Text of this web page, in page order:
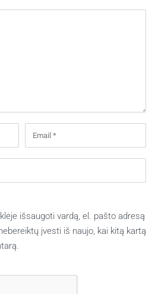
išsaugoti vardą, el. pašto adresą
įvesti iš naujo, kai kitą kartą